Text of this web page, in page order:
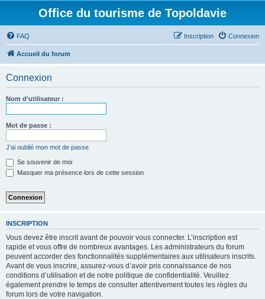
Office du tourisme de Topoldavie
FAQ Connexion
Inscription
Accueil du forum
Connexion
Nom d’utilisateur :
Mot de passe :
J’ai oublié mon mot de passe
Se souvenir de moi
Masquer ma présence lors de cette session
INSCRIPTION
Vous devez être inscrit avant de pouvoir vous connecter. L’inscription est
rapide et vous offre de nombreux avantages. Les administrateurs du forum
peuvent accorder des fonctionnalités supplémentaires aux utilisateurs inscrits.
Avant de vous inscrire, assurez-vous d’avoir pris connaissance de nos
conditions d’utilisation et de notre politique de confidentialité. Veuillez
également prendre le temps de consulter attentivement toutes les règles du
forum lors de votre navigation.